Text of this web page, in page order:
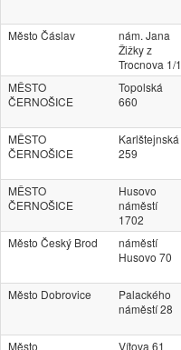
Město Čáslav
nám. Jana
Žižky z
Trocnova 1/1
MĚSTO
ČERNOŠICE
Topolská
660
MĚSTO
ČERNOŠICE
Karlštejnská
259
MĚSTO
ČERNOŠICE
Husovo
náměstí
1702
Město Český Brod
náměstí
Husovo 70
Město Dobrovice
Palackého
náměstí 28
Město
Vítova 61